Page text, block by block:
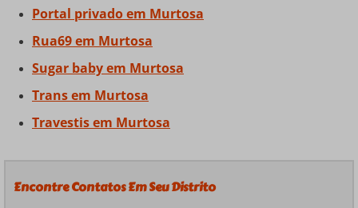
Portal privado em Murtosa
Rua69 em Murtosa
Sugar baby em Murtosa
Trans em Murtosa
Travestis em Murtosa
Encontre Contatos Em Seu Distrito